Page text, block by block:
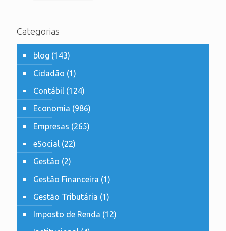
Categorias
blog (143)
Cidadão (1)
Contábil (124)
Economia (986)
Empresas (265)
eSocial (22)
Gestão (2)
Gestão Financeira (1)
Gestão Tributária (1)
Imposto de Renda (12)